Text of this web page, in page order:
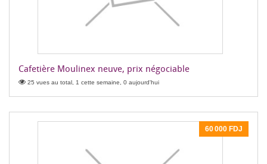
Cafetière Moulinex neuve, prix négociable
25 vues au total, 1 cette semaine, 0 aujourd'hui
60 000 FDJ